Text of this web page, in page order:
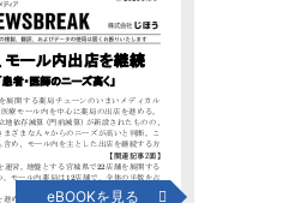
eBOOKを見る